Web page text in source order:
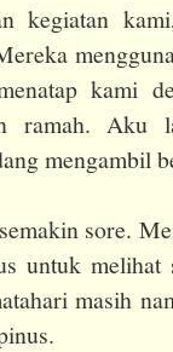
kegiatan
kami
ramah. Aku
mengambil
sore.
untuk melihat
masih